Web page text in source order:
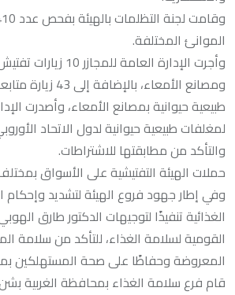
الموانئ المختلفة.
وأجرت الإدارة العامة
ومصانع الأمعاء،
لمغلفات طبيعية حيوانية لدول الاتحاد
والتأكد من مطابقتها للاشتراطات.
حملات الهيئة التفتيشية على الأسواق
وفي إطار جهود فروع الهيئة لتشديد وإحكام
الغذائية تنفيذًا لتوجيهات الدكتور طارق
القومية لسلامة الغذاء، للتأكد من سلامة
المعروضة وحفاظًا على صحة المستهلكين